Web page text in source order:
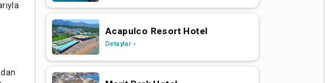
Acapulco Resort Hotel
Detaylar